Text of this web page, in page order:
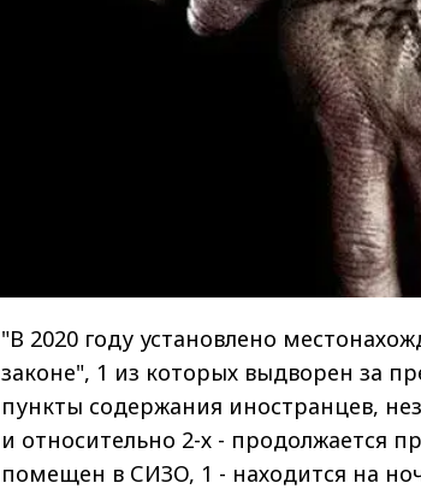
"В 2020 году установлено
законе", 1 из которых выдворен за
пункты содержания иностранцев,
и относительно 2-х - продолжается
помещен в СИЗО, 1 - находится на